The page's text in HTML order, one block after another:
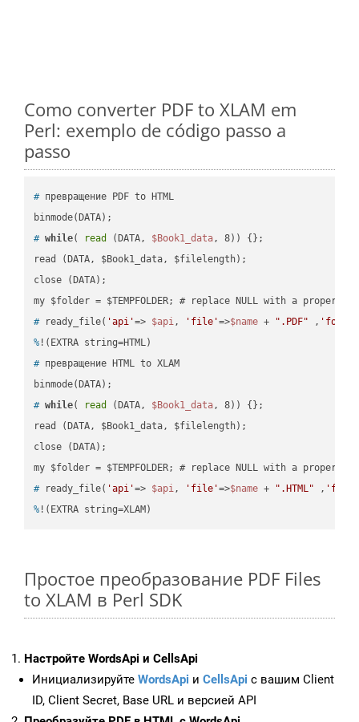
Como converter PDF to XLAM em
Perl: exemplo de código passo a
passo
# превращение PDF to HTML
# while( read (DATA, $Book1_data, 8)) {};
read (DATA, $Book1_data, $filelength);
close (DATA);
# ready_file( 'api'=> $api, 'file'=>$name + ".PDF" ,
% !(EXTRA string=HTML)
# превращение HTML to XLAM
# while( read (DATA, $Book1_data, 8)) {};
read (DATA, $Book1_data, $filelength);
close (DATA);
# ready_file( 'api'=> $api, 'file'=>$name + ".HTML" ,
% !(EXTRA string=XLAM)
Простое преобразование PDF Files
to XLAM в Perl SDK
Настройте WordsApi и CellsApi
Инициализируйте WordsApi и CellsApi с вашим Client
ID, Client Secret, Base URL и версией API